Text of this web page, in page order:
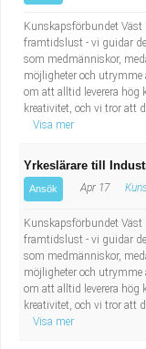
Kunskapsförbundet Väst
framtidslust - vi guidar
som medmänniskor,
möjligheter och utrymme
om att alltid leverera hög
kreativitet, och vi tror att
Visa mer
Yrkeslärare till
Ansök Apr 17
Kunskapsförbundet Väst
framtidslust - vi guidar
som medmänniskor,
möjligheter och utrymme
om att alltid leverera hög
kreativitet, och vi tror att
Visa mer